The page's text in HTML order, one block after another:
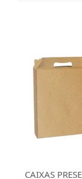
CAIXAS